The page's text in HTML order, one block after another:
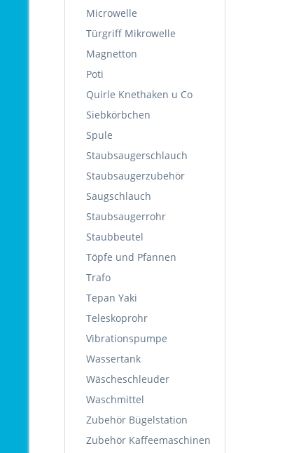
Microwelle
Türgriff Mikrowelle
Magnetton
Poti
Quirle Knethaken u Co
Siebkörbchen
Spule
Staubsaugerschlauch
Staubsaugerzubehör
Saugschlauch
Staubsaugerrohr
Staubbeutel
Töpfe und Pfannen
Trafo
Tepan Yaki
Teleskoprohr
Vibrationspumpe
Wassertank
Wäscheschleuder
Waschmittel
Zubehör Bügelstation
Zubehör Kaffeemaschinen